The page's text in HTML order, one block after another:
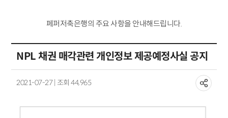
페퍼저축은행의 주요 사항을 안내해드립니다.
NPL 채권 매각관련 개인정보 제공예정사실 공지
2021-07-27 | 조회 44,965